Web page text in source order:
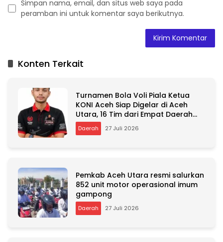
Simpan nama, email, dan situs web saya pada
peramban ini untuk komentar saya berikutnya.
e Konten Terkait
Turnamen Bola Voli Piala Ketua
KONI Aceh Siap Digelar di Aceh
Utara, 16 Tim dari Empat Daerah
Ambil Bagian
Daerah 27 Juli 2026
Pemkab Aceh Utara resmi salurkan
852 unit motor operasional imum
gampong
Daerah 27 Juli 2026